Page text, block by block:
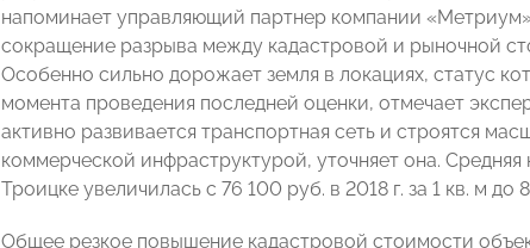
напоминает управляющий партнер компании
сокращение разрыва между кадастровой и рыночной
Особенно сильно дорожает земля в локациях, статус
момента проведения последней оценки, отмечает
активно развивается транспортная сеть и строятся
коммерческой инфраструктурой, уточняет она.
Троицке увеличилась с 76 100 руб. в 2018 г. за 1 кв. м до
Общее резкое повышение кадастровой стоимости